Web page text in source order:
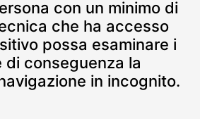
con un minimo di
che ha accesso
possa esaminare i
di conseguenza la
in incognito.